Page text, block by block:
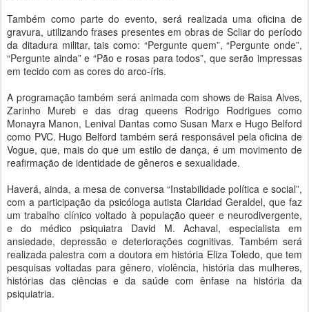
Também como parte do evento, será realizada uma oficina de
gravura, utilizando frases presentes em obras de Scliar do período
da ditadura militar, tais como: “Pergunte quem”, “Pergunte onde”,
“Pergunte ainda” e “Pão e rosas para todos”, que serão impressas
em tecido com as cores do arco-íris.
A programação também será animada com shows de Raisa Alves,
Zarinho Mureb e das drag queens Rodrigo Rodrigues como
Monayra Manon, Lenival Dantas como Susan Marx e Hugo Belford
como PVC. Hugo Belford também será responsável pela oficina de
Vogue, que, mais do que um estilo de dança, é um movimento de
reafirmação de identidade de gêneros e sexualidade.
Haverá, ainda, a mesa de conversa “Instabilidade política e social”,
com a participação da psicóloga autista Claridad Geraldel, que faz
um trabalho clínico voltado à população queer e neurodivergente,
e do médico psiquiatra David M. Achaval, especialista em
ansiedade, depressão e deteriorações cognitivas. Também será
realizada palestra com a doutora em história Eliza Toledo, que tem
pesquisas voltadas para gênero, violência, história das mulheres,
histórias das ciências e da saúde com ênfase na história da
psiquiatria.